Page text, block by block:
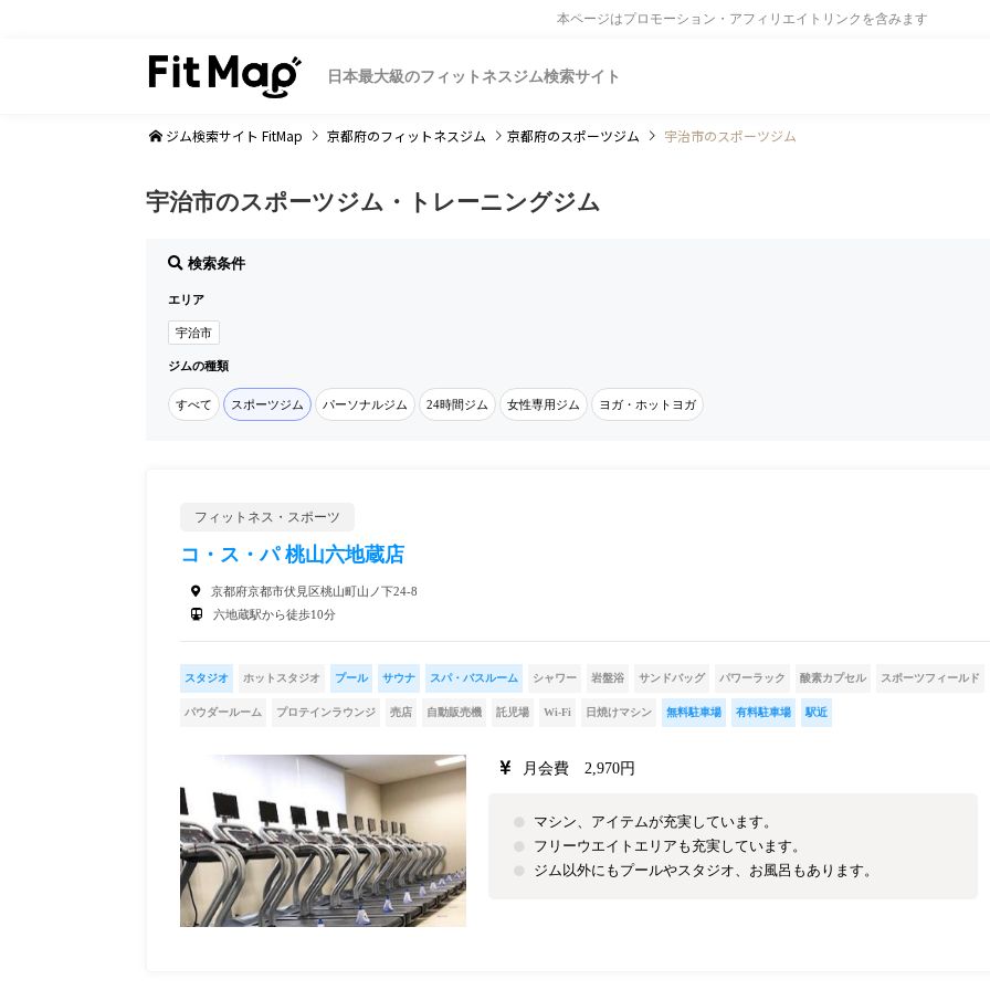
本ページはプロモーション・アフィリエイトリンクを含みます
日本最大級のフィットネスジム検索サイト
ジム検索サイト FitMap 京都府のフィットネスジム 京都府のスポーツジム 宇治市のスポーツジム
宇治市のスポーツジム・トレーニングジム
検索条件
エリア
宇治市
ジムの種類
すべて スポーツジム パーソナルジム 24時間ジム 女性専用ジム ヨガ・ホットヨガ
フィットネス・スポーツ
コ・ス・パ 桃山六地蔵店
京都府京都市伏見区桃山町山ノ下24-8
六地蔵駅から徒歩10分
スタジオ ホットスタジオ プール サウナ スパ・バスルーム シャワー 岩盤浴 サンドバッグ パワーラック 酸素カプセル スポーツフィールド
パウダールーム プロテインラウンジ 売店 自動販売機 託児場 Wi-Fi 日焼けマシン 無料駐車場 有料駐車場 駅近
月会費 2,970円
マシン、アイテムが充実しています。
フリーウエイトエリアも充実しています。
ジム以外にもプールやスタジオ、お風呂もあります。